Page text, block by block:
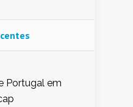
Portugal em